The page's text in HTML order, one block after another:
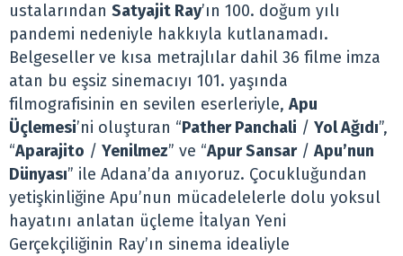
ustalarından Satyajit Ray’ın 100. doğum yılı
pandemi nedeniyle hakkıyla kutlanamadı.
Belgeseller ve kısa metrajlılar dahil 36 filme imza
atan bu eşsiz sinemacıyı 101. yaşında
filmografisinin en sevilen eserleriyle, Apu
Üçlemesi’ni oluşturan “Pather Panchali / Yol Ağıdı”,
“Aparajito / Yenilmez” ve “Apur Sansar/ Apu’nun
Dünyası” ile Adana’da anıyoruz. Çocukluğundan
yetişkinliğine Apu’nun mücadelelerle dolu yoksul
hayatını anlatan üçleme İtalyan Yeni
Gerçekçiliğinin Ray’ın sinema idealiyle